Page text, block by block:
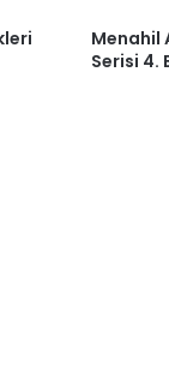
Menahil
Serisi 4.